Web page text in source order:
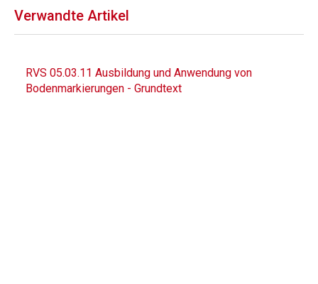
Verwandte Artikel
RVS 05.03.11 Ausbildung und Anwendung von
Bodenmarkierungen - Grundtext